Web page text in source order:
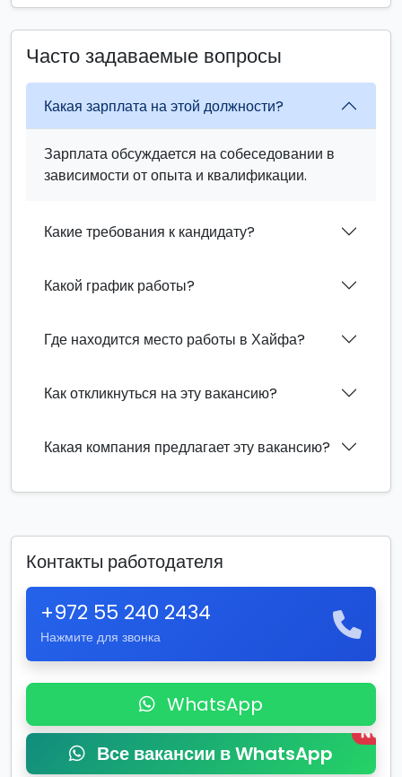
Часто задаваемые вопросы
Какая зарплата на этой должности?
Зарплата обсуждается на собеседовании в
зависимости от опыта и квалификации.
Какие требования к кандидату?
Какой график работы?
Где находится место работы в Хайфа?
Как откликнуться на эту вакансию?
Какая компания предлагает эту вакансию?
Контакты работодателя
+972 55 240 2434
Нажмите для звонка
WhatsApp
Все вакансии в WhatsApp
New